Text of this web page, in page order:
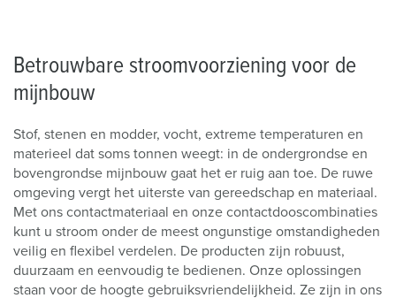
Betrouwbare stroomvoorziening voor de
mijnbouw
Stof, stenen en modder, vocht, extreme temperaturen en
materieel dat soms tonnen weegt: in de ondergrondse en
bovengrondse mijnbouw gaat het er ruig aan toe. De ruwe
omgeving vergt het uiterste van gereedschap en materiaal.
Met ons contactmateriaal en onze contactdooscombinaties
kunt u stroom onder de meest ongunstige omstandigheden
veilig en flexibel verdelen. De producten zijn robuust,
duurzaam en eenvoudig te bedienen. Onze oplossingen
staan voor de hoogte gebruiksvriendelijkheid. Ze zijn in ons